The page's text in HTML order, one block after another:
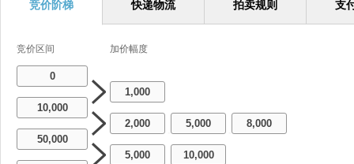
竞价阶梯 快递物流 拍卖规则 支
竞价区间 加价幅度
0
1,000
10,000
2,000
5,000
8,000
50,000
5,000
10,000